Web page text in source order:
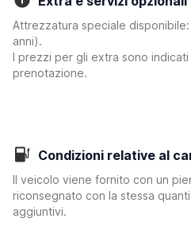
Attrezzatura speciale
anni).
I prezzi per gli extra sono indicati
prenotazione.
Condizioni relative al
Il veicolo viene fornito con un
riconsegnato con la stessa
aggiuntivi.